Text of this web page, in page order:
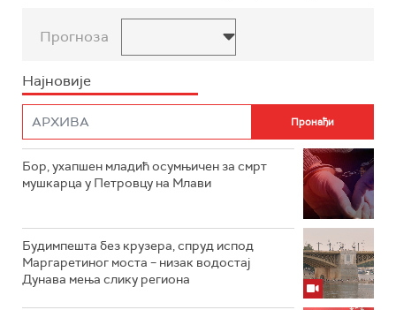
Прогноза
Најновије
Бор, ухапшен младић осумњичен за смрт
мушкарца у Петровцу на Млави
Будимпешта без крузера, спруд испод
Маргаретиног моста – низак водостај
Дунава мења слику региона